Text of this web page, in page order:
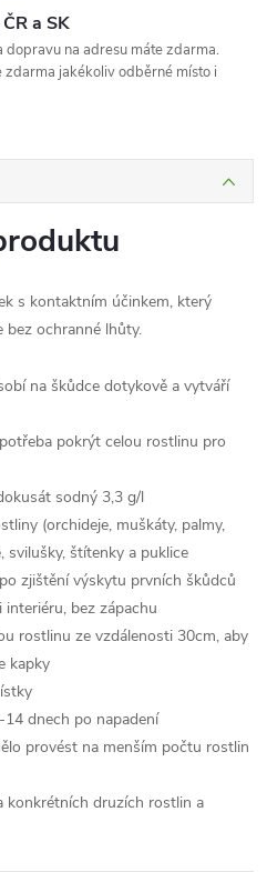
a SK
na adresu máte zdarma.
jakékoliv odběrné místo i
s kontaktním účinkem, který
bez ochranné lhůty.
na škůdce dotykově a vytváří
pokrýt celou rostlinu pro
sodný 3,3 g/l
(orchideje, muškáty, palmy,
svilušky, štítenky a puklice
zjištění výskytu prvních škůdců
bez zápachu
rostlinu ze vzdálenosti 30cm, aby
kapky
dnech po napadení
provést na menším počtu rostlin
konkrétních druzích rostlin a